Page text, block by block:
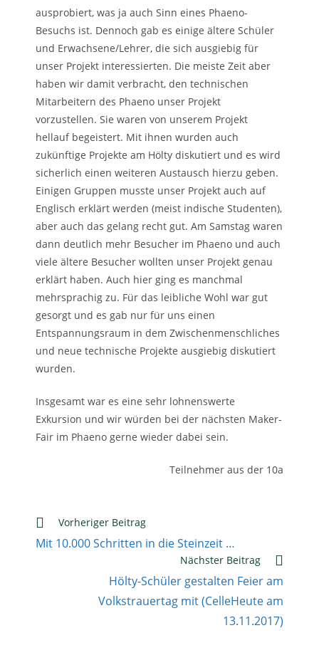
ausprobiert, was ja auch Sinn eines Phaeno-
Besuchs ist. Dennoch gab es einige ältere Schüler
und Erwachsene/Lehrer, die sich ausgiebig für
unser Projekt interessierten. Die meiste Zeit aber
haben wir damit verbracht, den technischen
Mitarbeitern des Phaeno unser Projekt
vorzustellen. Sie waren von unserem Projekt
hellauf begeistert. Mit ihnen wurden auch
zukünftige Projekte am Hölty diskutiert und es wird
sicherlich einen weiteren Austausch hierzu geben.
Einigen Gruppen musste unser Projekt auch auf
Englisch erklärt werden (meist indische Studenten),
aber auch das gelang recht gut. Am Samstag waren
dann deutlich mehr Besucher im Phaeno und auch
viele ältere Besucher wollten unser Projekt genau
erklärt haben. Auch hier ging es manchmal
mehrsprachig zu. Für das leibliche Wohl war gut
gesorgt und es gab nur für uns einen
Entspannungsraum in dem Zwischenmenschliches
und neue technische Projekte ausgiebig diskutiert
wurden.
Insgesamt war es eine sehr lohnenswerte
Exkursion und wir würden bei der nächsten Maker-
Fair im Phaeno gerne wieder dabei sein.
Teilnehmer aus der 10a
Weitere
ansehen
Vorheriger Beitrag
Mit 10.000 Schritten in die Steinzeit …
Nächster Beitrag
Hölty-Schüler gestalten Feier am
Volkstrauertag mit (CelleHeute am
13.11.2017)